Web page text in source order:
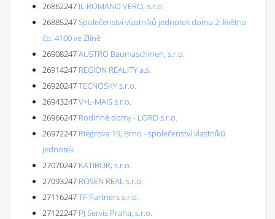
26862247 IL ROMANO VERO, s.r.o.
26885247Společenství vlastníků jednotek domu 2. května
čp. 4100 ve Zlíně
26908247AUSTRO Baumaschinen, s.r.o.
26914247 REGION REALITY a.s.
26920247TECNOSKY s.r.o.
26943247V+L-MAIS s.r.o.
26966247 Rodinné domy - LORD s.r.o.
26972247 Riegrova 19, Brno - společenství vlastníků
jednotek
27070247 KATIBOR, s.r.o.
27093247 ROSEN REAL s.r.o.
27116247TF Partners s.r.o.
27122247 PJ Servis Praha, s.r.o.